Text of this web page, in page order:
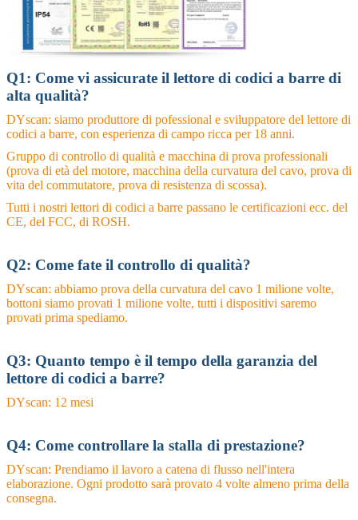
Q1: Come vi assicurate il lettore di codici a barre di
alta qualità?
DYscan: siamo produttore di pofessional e sviluppatore del lettore di
codici a barre, con esperienza di campo ricca per 18 anni.
Gruppo di controllo di qualità e macchina di prova professionali
(prova di età del motore, macchina della curvatura del cavo, prova di
vita del commutatore, prova di resistenza di scossa).
Tutti i nostri lettori di codici a barre passano le certificazioni ecc. del
CE, del FCC, di ROSH.
Q2: Come fate il controllo di qualità?
DYscan: abbiamo prova della curvatura del cavo 1 milione volte,
bottoni siamo provati 1 milione volte, tutti i dispositivi saremo
provati prima spediamo.
Q3: Quanto tempo è il tempo della garanzia del
lettore di codici a barre?
DYscan: 12 mesi
Q4: Come controllare la stalla di prestazione?
DYscan: Prendiamo il lavoro a catena di flusso nell'intera
elaborazione. Ogni prodotto sarà provato 4 volte almeno prima della
consegna.